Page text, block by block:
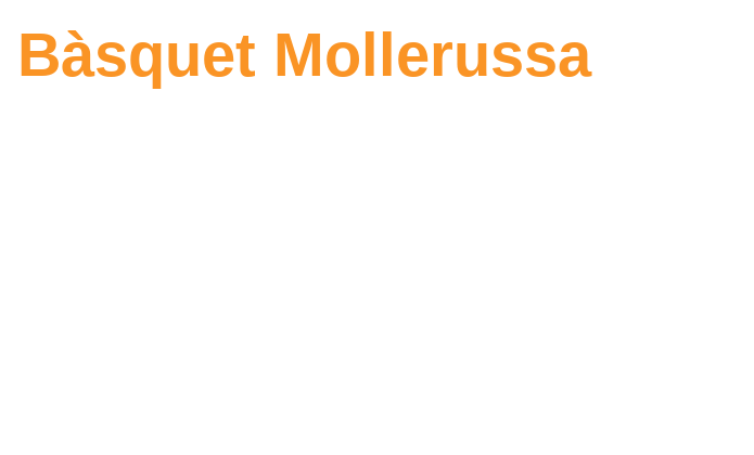
Mollerussa